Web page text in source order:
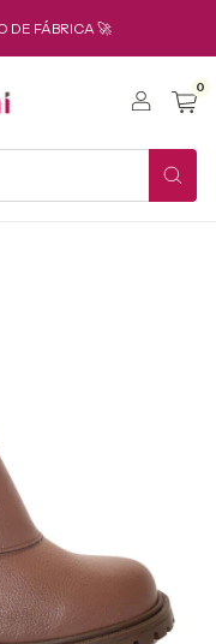
DE FÁBRICA 🚀
0